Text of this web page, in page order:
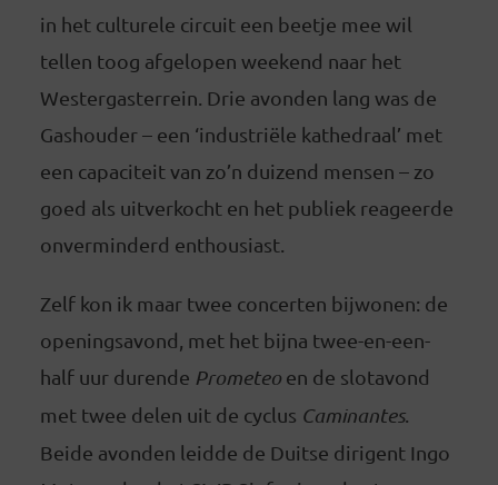
in het culturele circuit een beetje mee wil
tellen toog afgelopen weekend naar het
Westergasterrein. Drie avonden lang was de
Gashouder – een ‘industriële kathedraal’ met
een capaciteit van zo’n duizend mensen – zo
goed als uitverkocht en het publiek reageerde
onverminderd enthousiast.
Zelf kon ik maar twee concerten bijwonen: de
openingsavond, met het bijna twee-en-een-
half uur durende Prometeoen de slotavond
met twee delen uit de cyclus Caminantes.
Beide avonden leidde de Duitse dirigent Ingo